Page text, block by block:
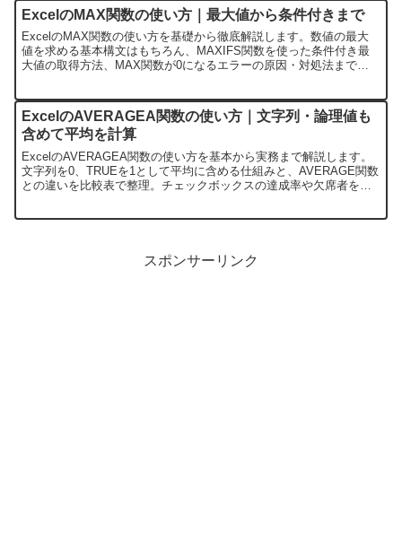
ExcelのMAX関数の使い方｜最大値から条件付きまで
ExcelのMAX関数の使い方を基礎から徹底解説します。数値の最大
値を求める基本構文はもちろん、MAXIFS関数を使った条件付き最
大値の取得方法、MAX関数が0になるエラーの原因・対処法まで、
ExcelのAVERAGEA関数の使い方｜文字列・論理値も
含めて平均を計算
ExcelのAVERAGEA関数の使い方を基本から実務まで解説します。
文字列を0、TRUEを1として平均に含める仕組みと、AVERAGE関数
との違いを比較表で整理。チェックボックスの達成率や欠席者を含
スポンサーリンク